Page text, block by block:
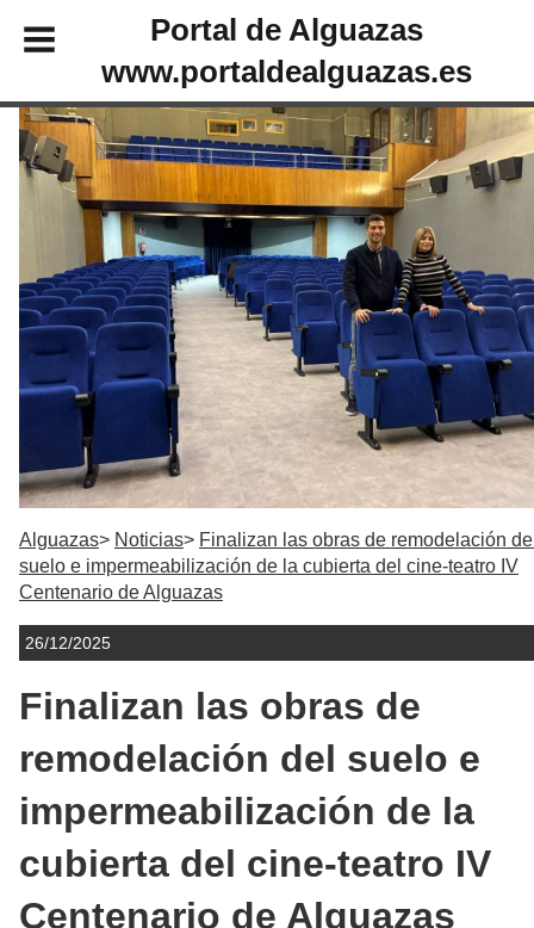
Portal de Alguazas
www.portaldealguazas.es
Alguazas Noticias
Finalizan las obras de remodelación
suelo e impermeabilización de la cubierta del cine-teatro IV
Centenario de Alguazas
26/12/2025
Finalizan las obras de
remodelación del suelo e
impermeabilización de la
cubierta del cine-teatro IV
Centenario de Alguazas